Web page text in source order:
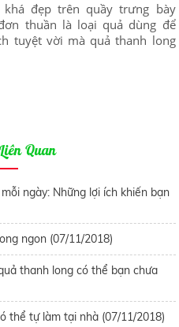
đẹp trên quầy trưng bày
thuần là loại quả dùng để
tuyệt vời mà quả thanh long
Quan
ngày: Những lợi ích khiến bạn
ngon (07/11/2018)
thanh long có thể bạn chưa
thể tự làm tại nhà (07/11/2018)